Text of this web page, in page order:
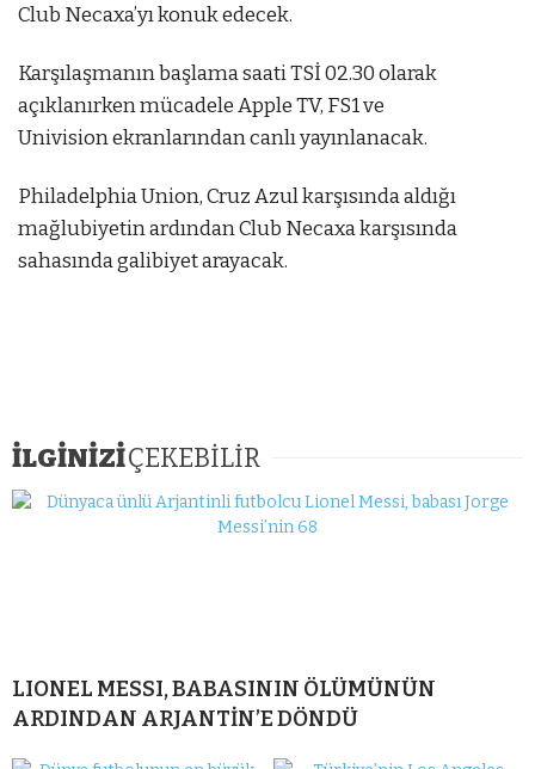
Club Necaxa’yı konuk edecek.
Karşılaşmanın başlama saati TSİ 02.30 olarak
açıklanırken mücadele Apple TV, FS1 ve
Univision ekranlarından canlı yayınlanacak.
Philadelphia Union, Cruz Azul karşısında aldığı
mağlubiyetin ardından Club Necaxa karşısında
sahasında galibiyet arayacak.
İLGİNİZİÇEKEBİLİR
LIONEL MESSI, BABASININ ÖLÜMÜNÜN
ARDINDAN ARJANTİN’E DÖNDÜ